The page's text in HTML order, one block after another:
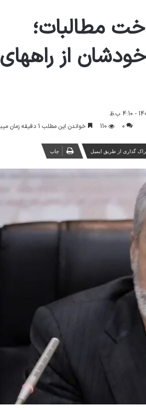
مطالبات؛
از راههای
0
110 خواندن این مطلب 1 دقیقه زمان میبرد
گذاری از طریق ایمیل چاپ